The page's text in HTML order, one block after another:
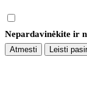
Nepardavinėkite ir
Atmesti Leisti